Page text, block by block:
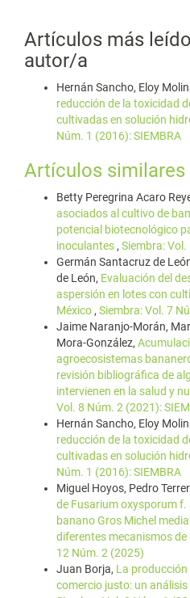
Artículos más
autor/a
Hernán Sancho, Eloy
reducción de la toxicidad
cultivadas en solución
Núm. 1 (2016): SIEMBRA
Artículos similares
Betty Peregrina Acaro
asociados al cultivo de
potencial biotecnológico
inoculantes , Siembra:
Germán Santacruz de
de León, Evaluación del
aspersión en lotes con
México , Siembra: Vol. 7
Jaime Naranjo-Morán,
Mora-González,
agroecosistemas
revisión bibliográfica de
intervienen en la salud y
Vol. 8 Núm. 2 (2021):
Hernán Sancho, Eloy
reducción de la toxicidad
cultivadas en solución
Núm. 1 (2016): SIEMBRA
Miguel Hoyos, Pedro
de Fusarium oxysporum f.
banano Gros Michel
diferentes mecanismos
12 Núm. 2 (2025)
Juan Borja, La producción
comercio justo: un